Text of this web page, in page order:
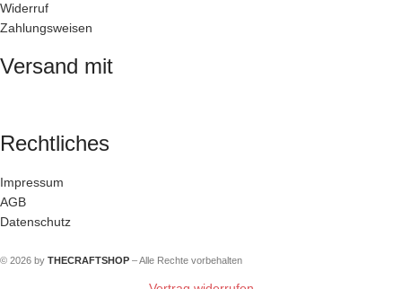
Widerruf
Zahlungsweisen
Versand mit
Rechtliches
Impressum
AGB
Datenschutz
© 2026 by THECRAFTSHOP – Alle Rechte vorbehalten